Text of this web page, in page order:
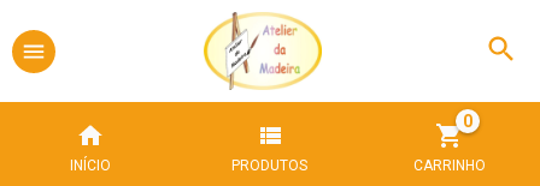
INÍCIO PRODUTOS CARRINHO
0